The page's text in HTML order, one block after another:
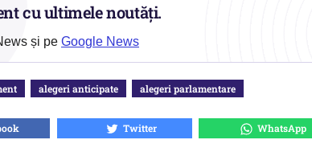
cu ultimele noutăți.
și pe Google News
alegeri anticipate alegeri parlamentare
Twitter WhatsApp